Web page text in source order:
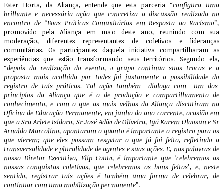
Ester Horta, da Aliança, entende que esta parceria “configura uma
brilhante e necessária ação que concretiza a discussão realizada no
encontro de “Boas Práticas Comunitárias em Resposta ao Racismo”,
promovido pela Aliança em maio deste ano, reunindo com sua
moderação, diferentes representantes de coletivos e lideranças
comunitárias. Os participantes daquela iniciativa compartilharam as
experiências que estão transformando seus territórios. Segundo ela,
“depois da realização do evento, o grupo continua suas trocas e a
proposta mais acolhida por todes foi justamente a possibilidade do
registro de tais práticas. Tal ação também dialoga com um dos
princípios da Aliança que é o de produção e compartilhamento de
conhecimento, e com o que as mais velhas da Aliança discutiram na
Oficina de Educação Permanente, em junho do ano corrente, ocasião em
que a Sra Arlete Isidoro, Sr José Adão de Oliveira, Iyá Karem Olaosun e Sr
Arnaldo Marcolino, apontaram o quanto é importante o registro para os
que vierem; que eles possam resgatar o que já foi feito, refletindo a
transversalidade e pluralidade de agentes e suas ações. E, nas palavras de
nosso Diretor Executivo, Flip Couto, é importante que ‘celebremos as
nossas conquistas coletivas, que celebremos os bons feitos’, e, neste
sentido, registrar tais ações é também uma forma de celebrar, de
continuar com uma mobilização permanente”.